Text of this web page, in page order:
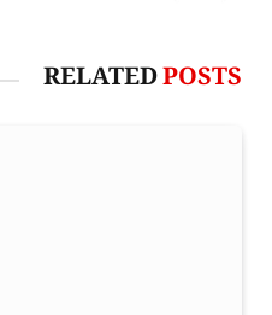
RELATEDPOSTS